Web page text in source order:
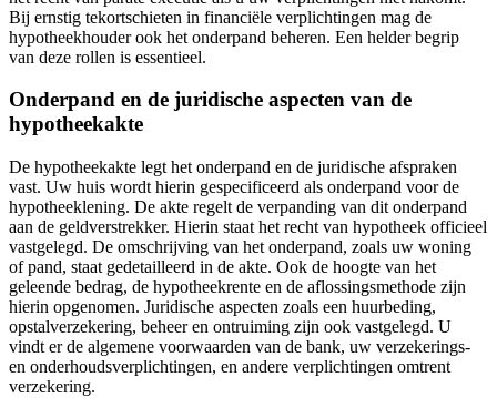
Bij ernstig tekortschieten in financiële verplichtingen mag de
hypotheekhouder ook het onderpand beheren. Een helder begrip
van deze rollen is essentieel.
Onderpand en de juridische aspecten van de
hypotheekakte
De hypotheekakte legt het onderpand en de juridische afspraken
vast. Uw huis wordt hierin gespecificeerd als onderpand voor de
hypotheeklening. De akte regelt de verpanding van dit onderpand
aan de geldverstrekker. Hierin staat het recht van hypotheek officieel
vastgelegd. De omschrijving van het onderpand, zoals uw woning
of pand, staat gedetailleerd in de akte. Ook de hoogte van het
geleende bedrag, de hypotheekrente en de aflossingsmethode zijn
hierin opgenomen. Juridische aspecten zoals een huurbeding,
opstalverzekering, beheer en ontruiming zijn ook vastgelegd. U
vindt er de algemene voorwaarden van de bank, uw verzekerings-
en onderhoudsverplichtingen, en andere verplichtingen omtrent
verzekering.